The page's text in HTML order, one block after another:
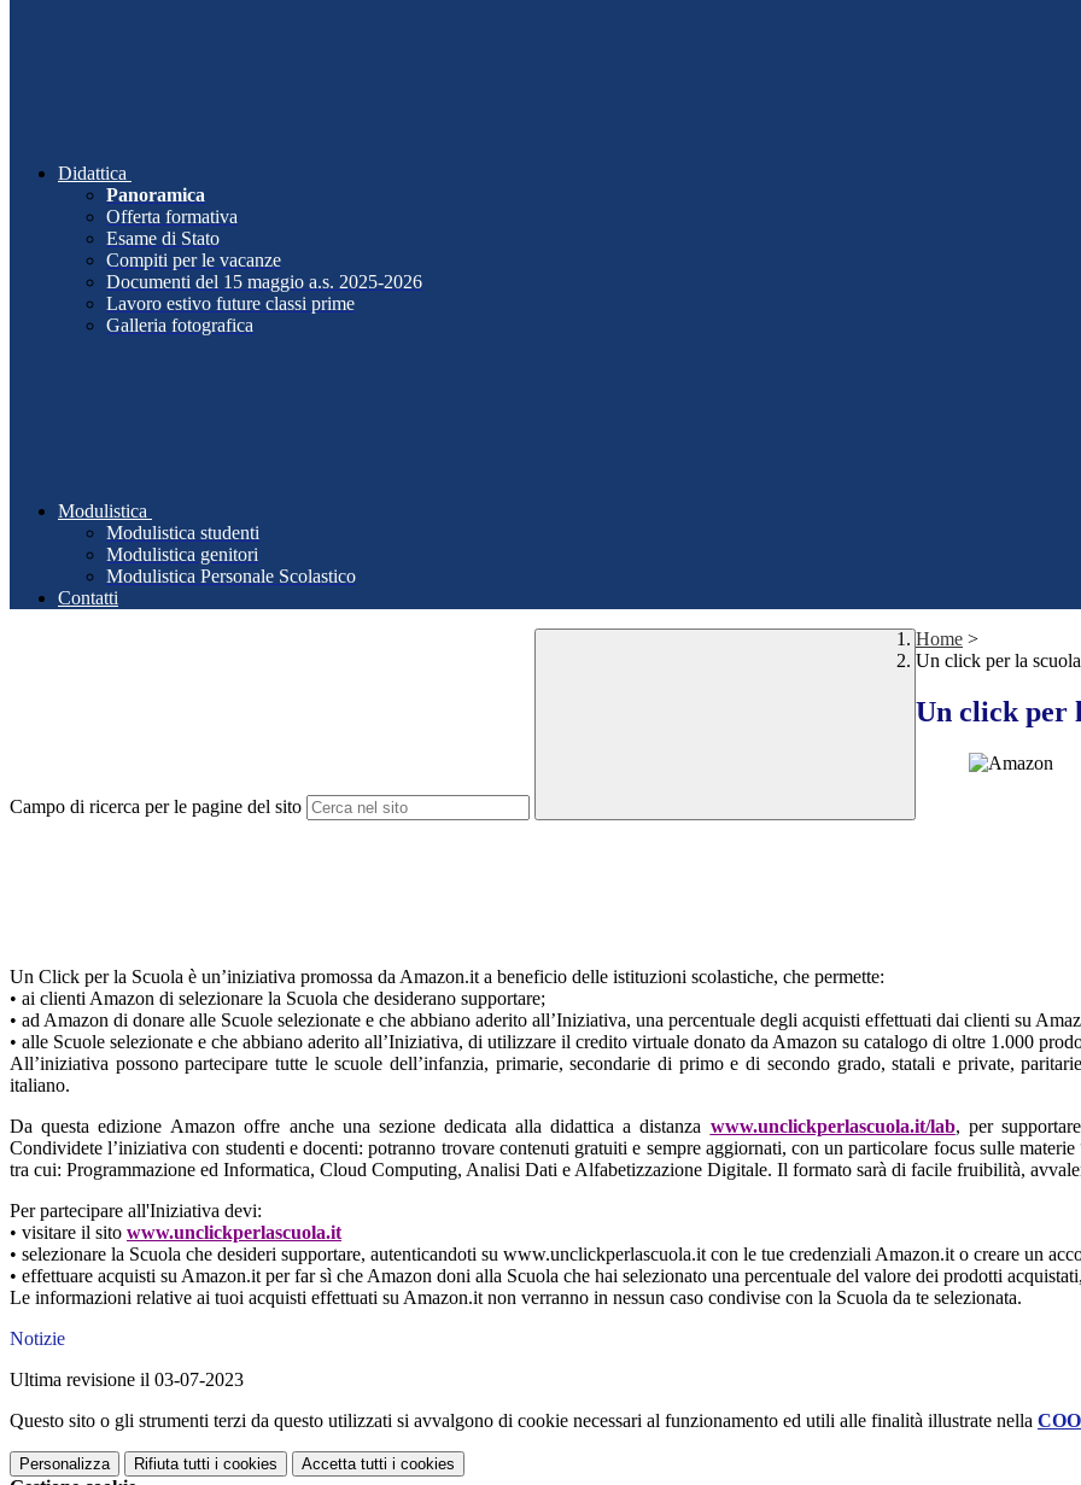
Didattica
Panoramica
Offerta formativa
Esame di Stato
Compiti per le vacanze
Documenti del 15 maggio a.s. 2025-2026
Lavoro estivo future classi prime
Galleria fotografica
Modulistica
Modulistica studenti
Modulistica genitori
Modulistica Personale Scolastico
Contatti
Campo di ricerca per le pagine del sito
Home >
Un click per la scuola
Un click per
Un Click per la Scuola è un’iniziativa promossa da Amazon.it a beneficio delle istituzioni scolastiche, che permette:
• ai clienti Amazon di selezionare la Scuola che desiderano supportare;
• ad Amazon di donare alle Scuole selezionate e che abbiano aderito all’Iniziativa, una percentuale degli acquisti effettuati dai clienti su
• alle Scuole selezionate e che abbiano aderito all’Iniziativa, di utilizzare il credito virtuale donato da Amazon su catalogo di oltre 1.000
All’iniziativa possono partecipare tutte le scuole dell’infanzia, primarie, secondarie di primo e di secondo grado, statali e private,
italiano.
Da questa edizione Amazon offre anche una sezione dedicata alla didattica a distanza www.unclickperlascuola.it/lab, per
Condividete l’iniziativa con studenti e docenti: potranno trovare contenuti gratuiti e sempre aggiornati, con un particolare focus sulle
tra cui: Programmazione ed Informatica, Cloud Computing, Analisi Dati e Alfabetizzazione Digitale. Il formato sarà di facile fruibilità,
Per partecipare all'Iniziativa devi:
• visitare il sito www.unclickperlascuola.it
• selezionare la Scuola che desideri supportare, autenticandoti su www.unclickperlascuola.it con le tue credenziali Amazon.it o creare un
• effettuare acquisti su Amazon.it per far sì che Amazon doni alla Scuola che hai selezionato una percentuale del valore dei prodotti
Le informazioni relative ai tuoi acquisti effettuati su Amazon.it non verranno in nessun caso condivise con la Scuola da te selezionata.
Notizie
Ultima revisione il 03-07-2023
Questo sito o gli strumenti terzi da questo utilizzati si avvalgono di cookie necessari al funzionamento ed utili alle finalità illustrate nella
Personalizza Rifiuta tutti i cookies Accetta tutti i cookies